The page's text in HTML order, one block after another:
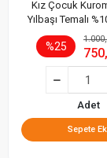
Kız Çocuk
Yılbaşı Temalı
Kolej
%25
Adet
Sepete